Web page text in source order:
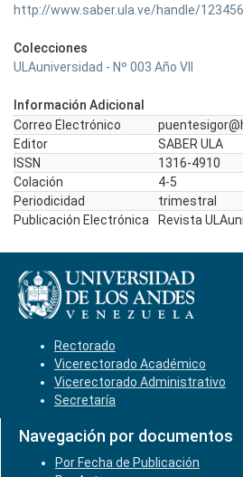
http://www.saber.ula.ve/handle/
Colecciones
ULAuniversidad - Nº 003 Año VII
Información Adicional
Correo Electrónico
Editor
SABER ULA
ISSN
1316-4910
Colación
4-5
Periodicidad
trimestral
Publicación Electrónica
Revista
Rectorado
Vicerectorado Académico
Vicerectorado Administrativo
Secretaría
Navegación por documentos
Por Fecha de Publicación